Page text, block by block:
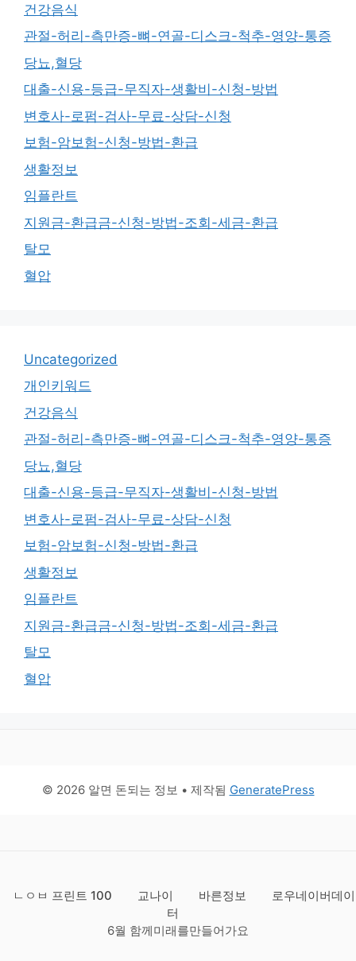
건강음식
관절-허리-측만증-뼈-연골-디스크-척추-영양-통증
당뇨,혈당
대출-신용-등급-무직자-생활비-신청-방법
변호사-로펌-검사-무료-상담-신청
보험-암보험-신청-방법-환급
생활정보
임플란트
지원금-환급금-신청-방법-조회-세금-환급
탈모
혈압
Uncategorized
개인키워드
건강음식
관절-허리-측만증-뼈-연골-디스크-척추-영양-통증
당뇨,혈당
대출-신용-등급-무직자-생활비-신청-방법
변호사-로펌-검사-무료-상담-신청
보험-암보험-신청-방법-환급
생활정보
임플란트
지원금-환급금-신청-방법-조회-세금-환급
탈모
혈압
© 2026 알면 돈되는 정보 • 제작됨 GeneratePress
ㄴㅇㅂ 프린트 100 교나이 바른정보
로우네이버데이
터
6월 함께미래를만들어가요